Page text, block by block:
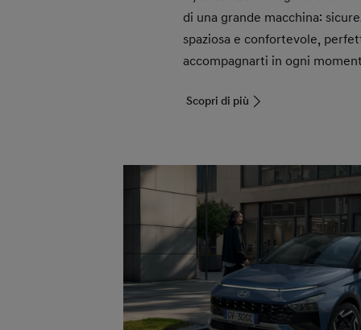
di una grande macchina:
spaziosa e confortevole,
accompagnarti in ogni
Scopri di più